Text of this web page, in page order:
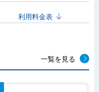
利用料金表
一覧を見る